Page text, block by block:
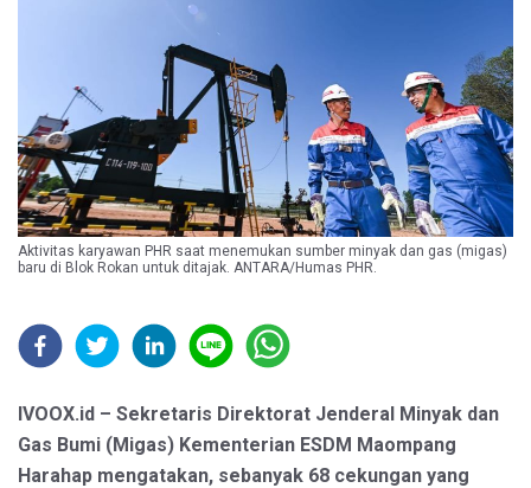
Aktivitas karyawan PHR saat menemukan sumber minyak dan gas (migas)
baru di Blok Rokan untuk ditajak. ANTARA/Humas PHR.
IVOOX.id – Sekretaris Direktorat Jenderal Minyak dan
Gas Bumi (Migas) Kementerian ESDM Maompang
Harahap mengatakan, sebanyak 68 cekungan yang